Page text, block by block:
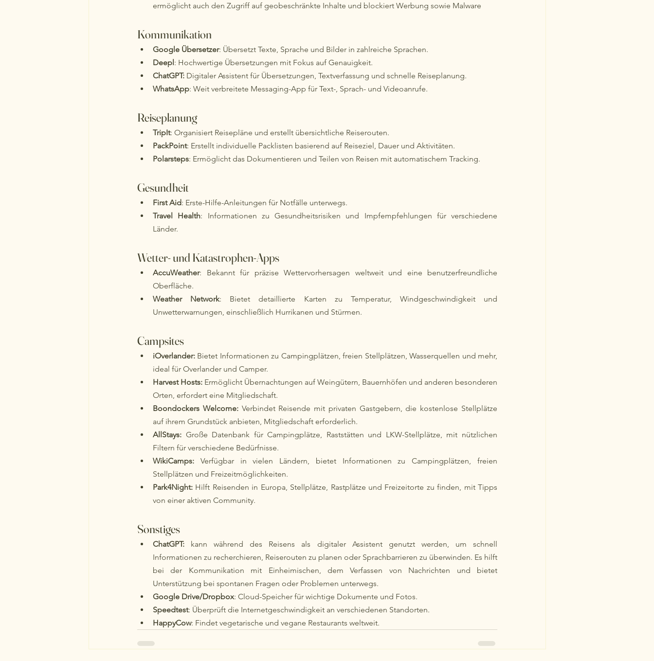
ermöglicht auch den Zugriff auf geobeschränkte Inhalte und blockiert Werbung sowie Malware
Kommunikation
Google Übersetzer: Übersetzt Texte, Sprache und Bilder in zahlreiche Sprachen.
Deepl: Hochwertige Übersetzungen mit Fokus auf Genauigkeit.
ChatGPT: Digitaler Assistent für Übersetzungen, Textverfassung und schnelle Reiseplanung.
WhatsApp: Weit verbreitete Messaging-App für Text-, Sprach- und Videoanrufe.
Reiseplanung
TripIt: Organisiert Reisepläne und erstellt übersichtliche Reiserouten.
PackPoint: Erstellt individuelle Packlisten basierend auf Reiseziel, Dauer und Aktivitäten.
Polarsteps: Ermöglicht das Dokumentieren und Teilen von Reisen mit automatischem Tracking.
Gesundheit
First Aid: Erste-Hilfe-Anleitungen für Notfälle unterwegs.
Travel Health: Informationen zu Gesundheitsrisiken und Impfempfehlungen für verschiedene
Länder.
Wetter- und Katastrophen-Apps
AccuWeather: Bekannt für präzise Wettervorhersagen weltweit und eine benutzerfreundliche
Oberfläche.
Weather Network: Bietet detaillierte Karten zu Temperatur, Windgeschwindigkeit und
Unwetterwarnungen, einschließlich Hurrikanen und Stürmen.
Campsites
iOverlander: Bietet Informationen zu Campingplätzen, freien Stellplätzen, Wasserquellen und mehr,
ideal für Overlander und Camper.
Harvest Hosts: Ermöglicht Übernachtungen auf Weingütern, Bauernhöfen und anderen besonderen
Orten, erfordert eine Mitgliedschaft.
Boondockers Welcome: Verbindet Reisende mit privaten Gastgebern, die kostenlose Stellplätze
auf ihrem Grundstück anbieten, Mitgliedschaft erforderlich.
AllStays: Große Datenbank für Campingplätze, Raststätten und LKW-Stellplätze, mit nützlichen
Filtern für verschiedene Bedürfnisse.
WikiCamps: Verfügbar in vielen Ländern, bietet Informationen zu Campingplätzen, freien
Stellplätzen und Freizeitmöglichkeiten.
Park4Night: Hilft Reisenden in Europa, Stellplätze, Rastplätze und Freizeitorte zu finden, mit Tipps
von einer aktiven Community.
Sonstiges
ChatGPT: kann während des Reisens als digitaler Assistent genutzt werden, um schnell
Informationen zu recherchieren, Reiserouten zu planen oder Sprachbarrieren zu überwinden. Es hilft
bei der Kommunikation mit Einheimischen, dem Verfassen von Nachrichten und bietet
Unterstützung bei spontanen Fragen oder Problemen unterwegs.
Google Drive/Dropbox: Cloud-Speicher für wichtige Dokumente und Fotos.
Speedtest: Überprüft die Internetgeschwindigkeit an verschiedenen Standorten.
HappyCow: Findet vegetarische und vegane Restaurants weltweit.